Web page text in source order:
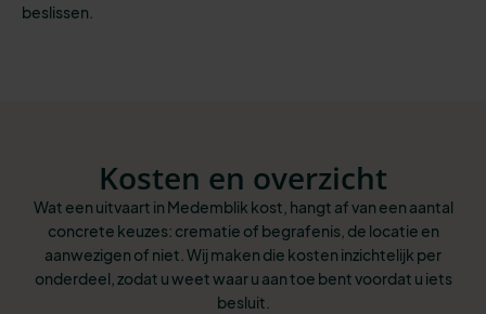
beslissen.
Kosten en overzicht
Wat een uitvaart in Medemblik kost, hangt af van een aantal
concrete keuzes: crematie of begrafenis, de locatie en
aanwezigen of niet. Wij maken die kosten inzichtelijk per
onderdeel, zodat u weet waar u aan toe bent voordat u iets
besluit.